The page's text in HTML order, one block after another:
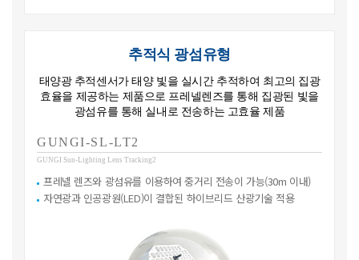
추적식 광섬유형
태양광 추적센서가 태양 빛을 실시간 추적하여 최고의 집광
효율을 제공하는 제품으로 프레넬렌즈를 통해 집광된 빛을
광섬유를 통해 실내로 전송하는 고효율 제품
GUNGI-SL-LT2
GUNGI Sun-Lighting Lens Tracking2
프레넬 렌즈와 광섬유를 이용하여 중거리 전송이 가능(30m 이내)
자연광과 인공광원(LED)이 결합된 하이브리드 산광기술 적용